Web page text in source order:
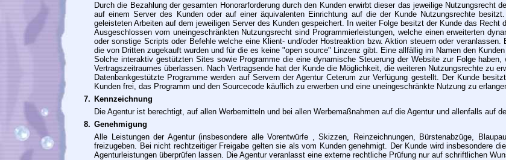
Durch die Bezahlung der gesamten Honorarforderung durch den Kunden erwirbt dieser das jeweilige
auf einem Server des Kunden oder auf einer äquivalenten Einrichtung auf die der Kunde Nutzungsrechte
geleisteten Arbeiten auf dem jeweiligen Server des Kunden gespeichert. In weiter Folge besitzt der Kunde das Recht
Ausgeschlossen vom uneingeschränkten Nutzungsrecht sind Programmierleistungen, welche einen erweiterten
oder sonstige Scripts oder Befehle welche eine Klient- und/oder Hostreaktion bzw. Aktion steuern oder
die von Dritten zugekauft wurden und für die es keine "open source" Linzenz gibt. Eine allfällig im Namen den
Solche interaktiv gestützten Sites sowie Programme die eine dynamische Steuerung der Website zur Folge
Vertragszeitraumes überlassen. Nach Vertragsende hat der Kunde die Möglichkeit, die weiteren Nutzungsrechte zu
Datenbankgestützte Programme werden auf Servern der Agentur Ceterum zur Verfügung gestellt. Der Kunde
Kunden frei, das Programm und den Sourcecode käuflich zu erwerben und eine uneingeschränkte Nutzung zu
7. Kennzeichnung
Die Agentur ist berechtigt, auf allen Werbemitteln und bei allen Werbemaßnahmen auf die Agentur und allenfalls auf
8. Genehmigung
Alle Leistungen der Agentur (insbesondere alle Vorentwürfe , Skizzen, Reinzeichnungen, Bürstenabzüge,
freizugeben. Bei nicht rechtzeitiger Freigabe gelten sie als vom Kunden genehmigt. Der Kunde wird insbesondere
Agenturleistungen überprüfen lassen. Die Agentur veranlasst eine externe rechtliche Prüfung nur auf schriftlichen